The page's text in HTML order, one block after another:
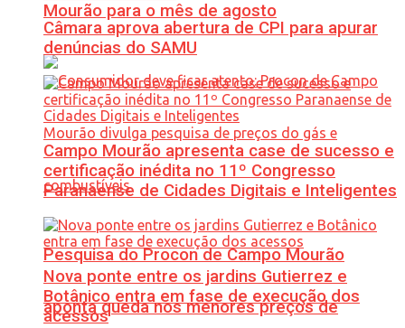
Mourão para o mês de agosto
Pesquisa do Procon de Campo Mourão
aponta queda nos menores preços de
Câmara aprova abertura de CPI para apurar
denúncias do SAMU
Campo Mourão apresenta case de sucesso e
certificação inédita no 11º Congresso
Paranaense de Cidades Digitais e Inteligentes
Nova ponte entre os jardins Gutierrez e
Botânico entra em fase de execução dos
acessos